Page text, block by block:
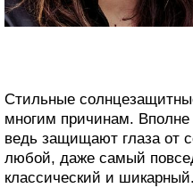
Стильные
многим причинам.
ведь защищают глаза от
любой, даже самый
классический и